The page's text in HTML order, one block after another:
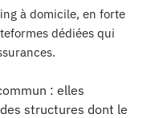
à domicile, en forte
dédiées qui
: elles
structures dont le